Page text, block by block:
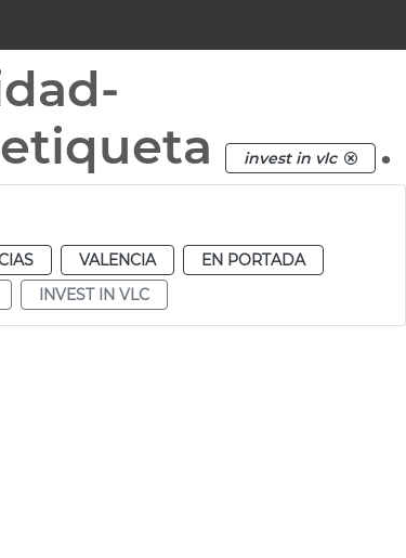
invest in vlc .
VALENCIA
EN PORTADA
INVEST IN VLC